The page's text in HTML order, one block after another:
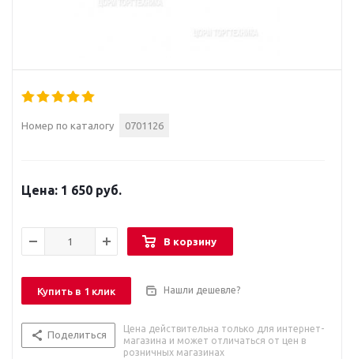
Номер по каталогу 0701126
1 650 руб.
В корзину
Купить в 1 клик Нашли дешевле?
Поделиться
Цена действительна только для интернет-
магазина и может отличаться от цен в
розничных магазинах